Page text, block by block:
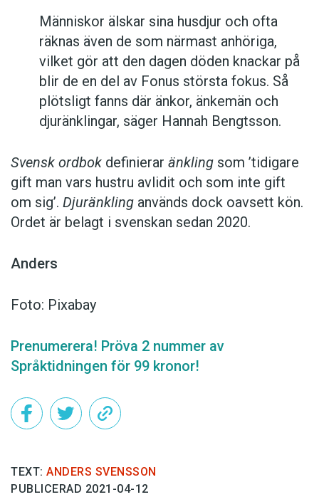
Människor älskar sina husdjur och ofta
räknas även de som närmast anhöriga,
vilket gör att den dagen döden knackar på
blir de en del av Fonus största fokus. Så
plötsligt fanns där änkor, änkemän och
djuränklingar, säger Hannah Bengtsson.
Svensk ordbok definierar änkling som ’tidigare
gift man vars hustru av­lidit och som inte gift
om sig’. Djuränkling används dock oavsett kön.
Ordet är belagt i svenskan sedan 2020.
Anders
Foto: Pixabay
Prenumerera! Pröva 2 nummer av
Språktidningen för 99 kronor!
TEXT: ANDERS SVENSSON
PUBLICERAD 2021-04-12